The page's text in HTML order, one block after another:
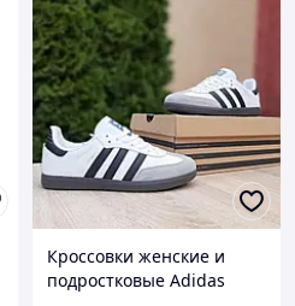
Кроссовки женские и
подростковые Adidas